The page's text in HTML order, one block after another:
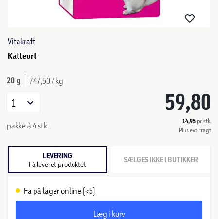
Vitakraft
Katteurt
20 g 747,50 / kg
59,80
14,95 pr. stk.
Plus evt. fragt
1
pakke á 4 stk.
LEVERING
Få leveret produktet SÆLGES IKKE I BUTIKKER
Få på lager online (<5)
Læg i kurv